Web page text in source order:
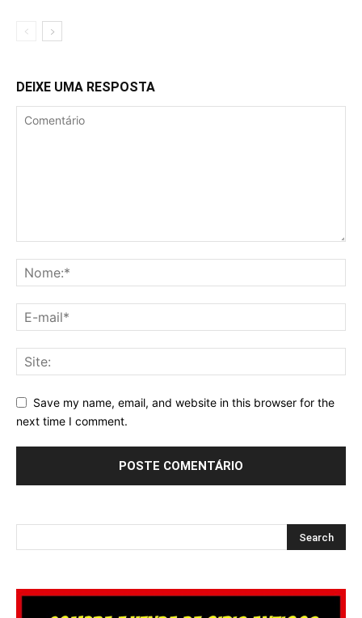
DEIXE UMA RESPOSTA
Save my name, email, and website in this browser for the
next time I comment.